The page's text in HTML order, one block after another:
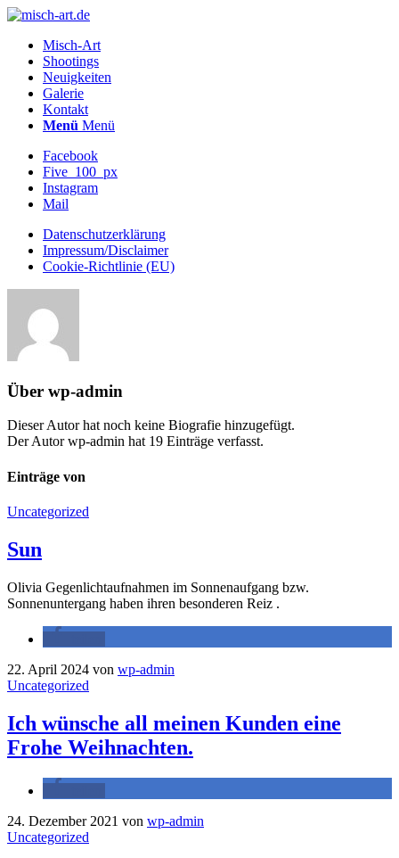
Misch-Art
Shootings
Neuigkeiten
Galerie
Kontakt
Menü Menü
Facebook
Five_100_px
Instagram
Mail
Datenschutzerklärung
Impressum/Disclaimer
Cookie-Richtlinie (EU)
Über wp-admin
Dieser Autor hat noch keine Biografie hinzugefügt.
Der Autorwp-admin hat 19 Einträge verfasst.
Einträge von
Uncategorized
Sun
Olivia Gegenlichtaufnahmen im Sonnenaufgang bzw.
Sonnenuntergang haben ihren besonderen Reiz .
22. April 2024 von wp-admin
Uncategorized
Ich wünsche all meinen Kunden eine
Frohe Weihnachten.
24. Dezember 2021 von wp-admin
Uncategorized